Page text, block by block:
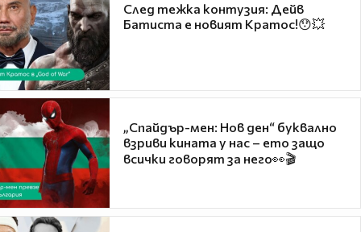
След тежка контузия: Дейв
Батиста е новият Кратос!😯💥
„Спайдър-мен: Нов ден“ буквално
взриви кината у нас – ето защо
всички говорят за него👀🎬